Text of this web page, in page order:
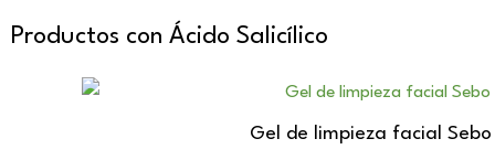
Productos con Ácido Salicílico
Gel de limpieza facial